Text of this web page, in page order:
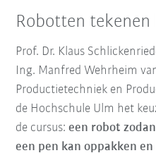
Robotten tekenen
Prof. Dr. Klaus
Ing. Manfred Wehrheim
Productietechniek en
de Hochschule Ulm het
de cursus:een robot
een pen kan oppakken